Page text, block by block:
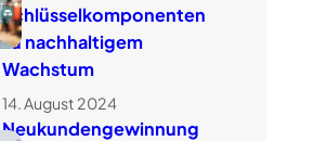
Schlüsselkomponenten
zu nachhaltigem
Wachstum
14. August 2024
Neukundengewinnung